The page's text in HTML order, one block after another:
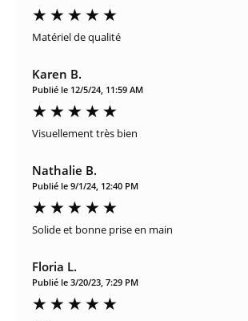
Matériel de qualité
Karen B.
Publié le 12/5/24, 11:59 AM
Visuellement très bien
Nathalie B.
Publié le 9/1/24, 12:40 PM
Solide et bonne prise en main
Floria L.
Publié le 3/20/23, 7:29 PM